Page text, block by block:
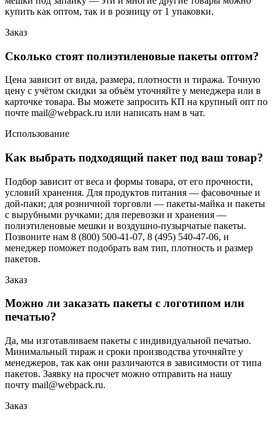
купить как оптом, так и в розницу от 1 упаковки.
Заказ
Сколько стоят полиэтиленовые пакеты оптом?
Цена зависит от вида, размера, плотности и тиража. Точную
цену с учётом скидки за объём уточняйте у менеджера или в
карточке товара. Вы можете запросить КП на крупный опт по
почте mail@webpack.ru или написать нам в чат.
Использование
Как выбрать подходящий пакет под ваш товар?
Подбор зависит от веса и формы товара, от его прочности,
условий хранения. Для продуктов питания — фасовочные и
дой-паки; для розничной торговли — пакеты-майка и пакеты
с вырубными ручками; для перевозки и хранения —
полиэтиленовые мешки и воздушно-пузырчатые пакеты.
Позвоните нам 8 (800) 500-41-07, 8 (495) 540-47-06, и
менеджер поможет подобрать вам тип, плотность и размер
пакетов.
Заказ
Можно ли заказать пакеты с логотипом или
печатью?
Да, мы изготавливаем пакеты с индивидуальной печатью.
Минимальный тираж и сроки производства уточняйте у
менеджеров, так как они различаются в зависимости от типа
пакетов. Заявку на просчет можно отправить на нашу
почту mail@webpack.ru.
Заказ